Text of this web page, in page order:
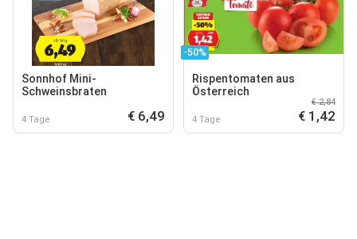
Sonnhof Mini-
Schweinsbraten
4 Tage € 6,49
-50%
Rispentomaten aus
Österreich
4 Tage
€ 2,84
€ 1,42